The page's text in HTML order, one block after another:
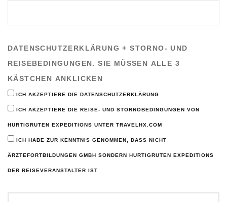
DATENSCHUTZERKLÄRUNG + STORNO- UND
REISEBEDINGUNGEN. SIE MÜSSEN ALLE 3
KÄSTCHEN ANKLICKEN
ICH AKZEPTIERE DIE DATENSCHUTZERKLÄRUNG
ICH AKZEPTIERE DIE REISE- UND STORNOBEDINGUNGEN VON
HURTIGRUTEN EXPEDITIONS UNTER TRAVELHX.COM
ICH HABE ZUR KENNTNIS GENOMMEN, DASS NICHT
ÄRZTEFORTBILDUNGEN GMBH SONDERN HURTIGRUTEN EXPEDITIONS
DER REISEVERANSTALTER IST